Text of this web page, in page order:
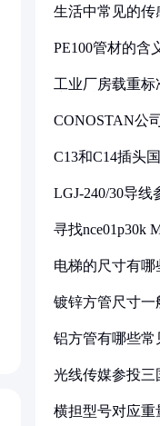
生活中常见的传
PE100管材的含
工业厂房载重
CONOSTAN公
C13和C14插头
LGJ-240/30导
寻找nce01p30k
电梯的尺寸有哪
镀锌方管尺寸一
铝方管有哪些常
光线传媒参投三
横担型号对应重